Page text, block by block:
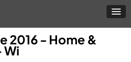
2016 - Home &
Wi